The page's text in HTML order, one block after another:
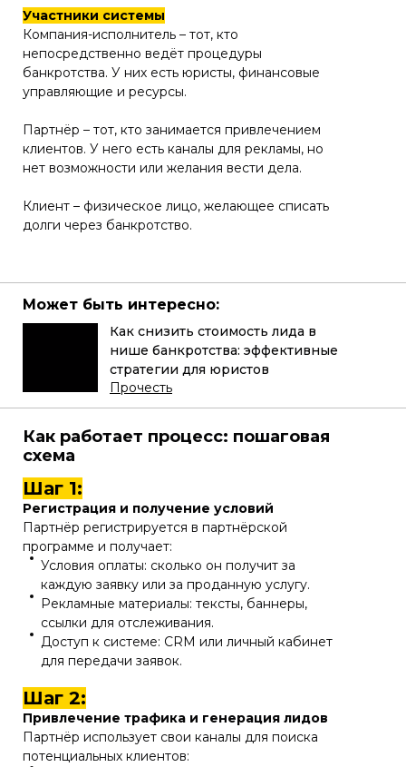
Участники системы
Компания-исполнитель – тот, кто
непосредственно ведёт процедуры
банкротства. У них есть юристы, финансовые
управляющие и ресурсы.
Партнёр – тот, кто занимается привлечением
клиентов. У него есть каналы для рекламы, но
нет возможности или желания вести дела.
Клиент – физическое лицо, желающее списать
долги через банкротство.
Как снизить стоимость лида в
нише банкротства: эффективные
стратегии для юристов
Прочесть
Может быть интересно:
Как работает процесс: пошаговая
схема
Шаг 2:
Шаг 1:
Регистрация и получение условий
Партнёр регистрируется в партнёрской
программе и получает:
Условия оплаты: сколько он получит за
каждую заявку или за проданную услугу.
Рекламные материалы: тексты, баннеры,
ссылки для отслеживания.
Доступ к системе: CRM или личный кабинет
для передачи заявок.
Привлечение трафика и генерация лидов
Партнёр использует свои каналы для поиска
потенциальных клиентов: